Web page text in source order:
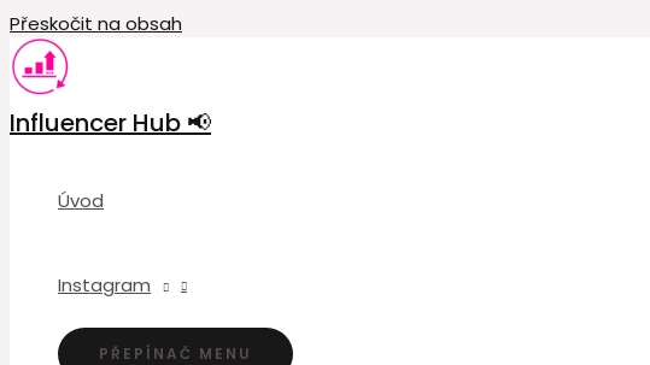
Přeskočit na obsah
Influencer Hub 📢
Úvod
Instagram
PŘEPÍNAČ MENU